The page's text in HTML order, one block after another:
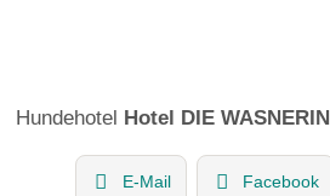
Hundehotel Hotel DIE WASNERIN
E-Mail Facebook